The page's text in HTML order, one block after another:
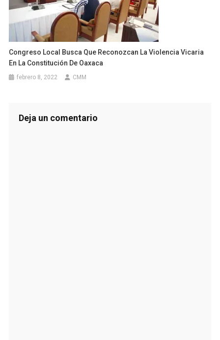
Congreso Local Busca Que Reconozcan La Violencia Vicaria
En La Constitución De Oaxaca
febrero 8, 2022 CMM
Deja un comentario